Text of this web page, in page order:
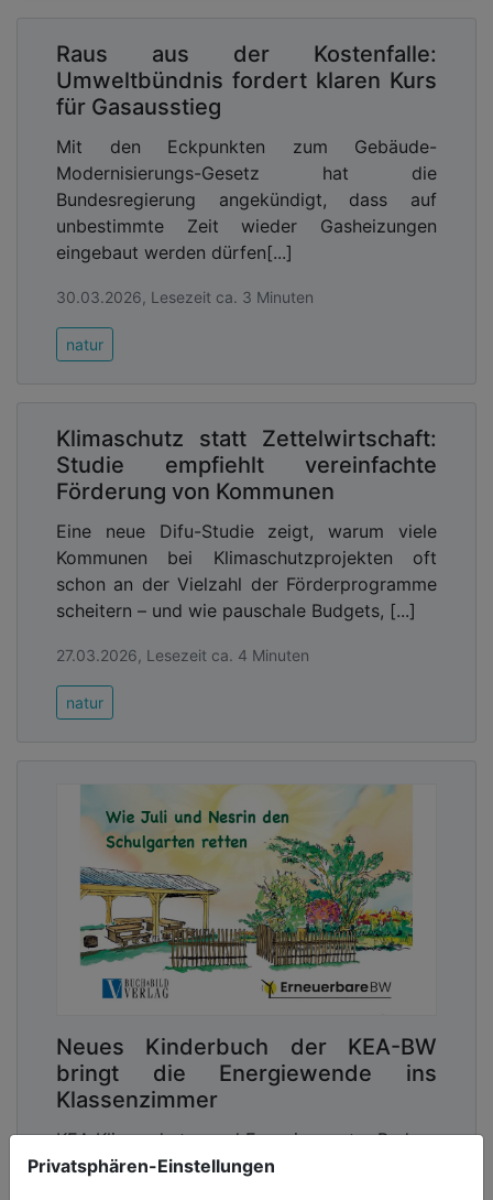
Privatsphären-Einstellungen
Der flächendeckende Umbau erfordert eine
verlässliche und langfristig sichere Finanzierung.
anderen Seite: Hitzeschutz reduziert
Gesundheitskosten, stärkt die Aufenthaltsqualität,
sichert die Funktionsfähigkeit urbaner Räume und
verringert aufgrund des Wasserrückhalts Schäden
bei Starkregen und Trockenheit. Ein weiterer
wichtiger Punkt: Hitze reduziert die
Wirtschaftsleistung deutlich. Nach Berechnungen
des Umweltpaktes Bayern verursacht ein einzelner
Hitzetag mit mehr als 30 Grad einen
Hauptursache sind Produktivitätsverluste.
Arbeitsleistung – pro zusätzlichem Grad.
Die Klimaanpassung unserer Städte kostet Geld –
aber es rechnet sich. Nicht nur langfristig.
Advertising
Abonnieren Sie unseren Newsletter mit
Link zur kostenlosen PDF Ausgabe der
Kommunalwirtschaft!
Raus aus der Kostenfalle:
Umweltbündnis fordert klaren Kurs
für Gasausstieg
Mit den Eckpunkten zum Gebäude-
Modernisierungs-Gesetz hat die
Bundesregierung angekündigt, dass auf
unbestimmte Zeit wieder Gasheizungen
eingebaut werden dürfen[...]
30.03.2026, Lesezeit ca. 3 Minuten
natur
Klimaschutz statt Zettelwirtschaft:
Studie empfiehlt vereinfachte
Förderung von Kommunen
Eine neue Difu-Studie zeigt, warum viele
Kommunen bei Klimaschutzprojekten oft
schon an der Vielzahl der Förderprogramme
scheitern – und wie pauschale Budgets, [...]
27.03.2026, Lesezeit ca. 4 Minuten
natur
Neues Kinderbuch der KEA-BW
bringt die Energiewende ins
Klassenzimmer
KEA Klimaschutz- und Energieagentur Baden-
Württemberg (KEA-BW) bringt neues